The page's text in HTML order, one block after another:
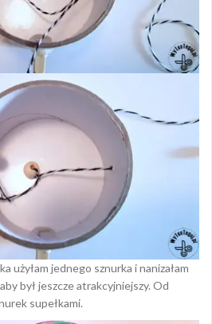
użyłam jednego sznurka i nanizałam
był jeszcze atrakcyjniejszy. Od
supełkami.